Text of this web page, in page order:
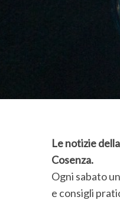
Le notizie
Cosenza.
Ogni sabato
e consigli